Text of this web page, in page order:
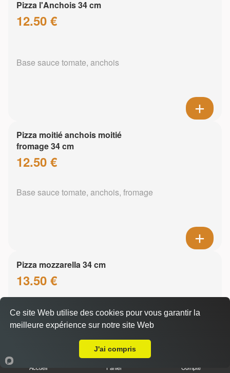
Pizza l'Anchois 34 cm
12.50 €
Base sauce tomate, anchois
Pizza moitié anchois moitié
fromage 34 cm
12.50 €
Base sauce tomate, anchois, fromage
Pizza mozzarella 34 cm
13.50 €
Base sauce tomate, mozzarella
Accueil Panier Compte
Ce site Web utilise des cookies pour vous garantir la
meilleure expérience sur notre site Web
J'ai compris